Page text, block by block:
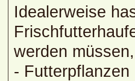
Idealerweise
werden
- Futterpflanzen